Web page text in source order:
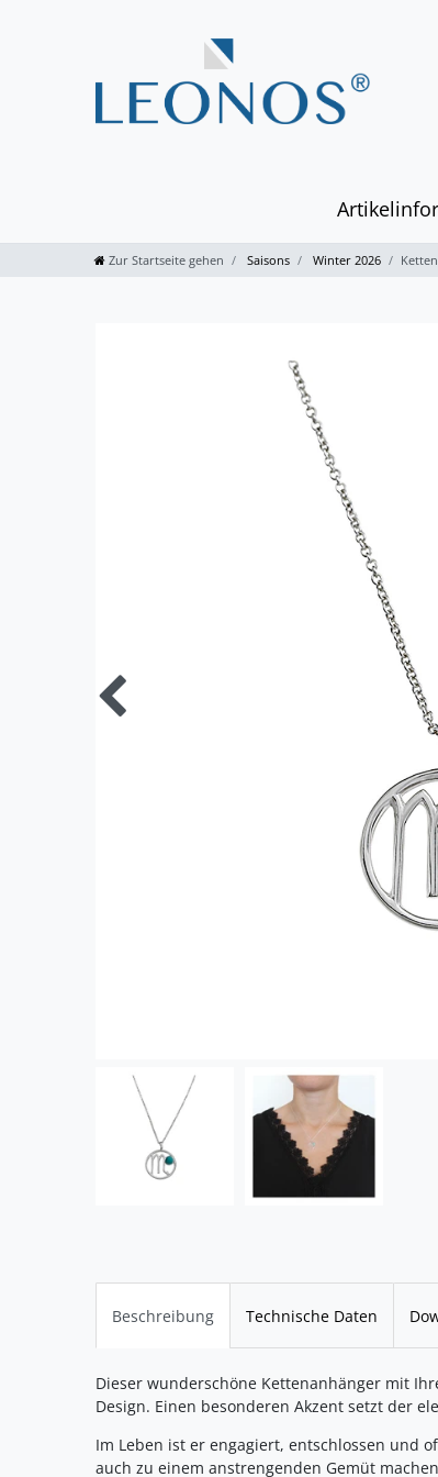
Zur Startseite gehen Saisons Winter 2026
Beschreibung Technische Daten
Dieser wunderschöne Kettenanhänger mit
Design. Einen besonderen Akzent setzt der
Im Leben ist er engagiert, entschlossen und
auch zu einem anstrengenden Gemüt